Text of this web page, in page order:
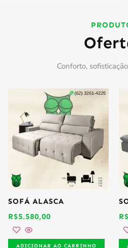
Conforto,
SOFÁ ALASCA
R$5.580,00
ADICIONAR AO CARRINHO
R$